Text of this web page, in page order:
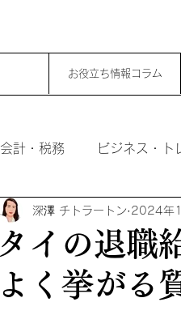
お役立ち情報コラム
会計・税務 ビジネス・ト
タイの退職
よく挙がる
深澤 チトラートン 2024年